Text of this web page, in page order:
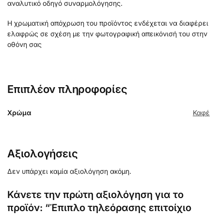
αναλυτικό οδηγό συναρμολόγησης.
Η χρωματική απόχρωση του προϊόντος ενδέχεται να διαφέρει
ελαφρώς σε σχέση με την φωτογραφική απεικόνισή του στην
οθόνη σας
Επιπλέον πληροφορίες
Χρώμα Καφέ
Αξιολογήσεις
Δεν υπάρχει καμία αξιολόγηση ακόμη.
Κάνετε την πρώτη αξιολόγηση για το
προϊόν: “Έπιπλο τηλεόρασης επιτοίχιο